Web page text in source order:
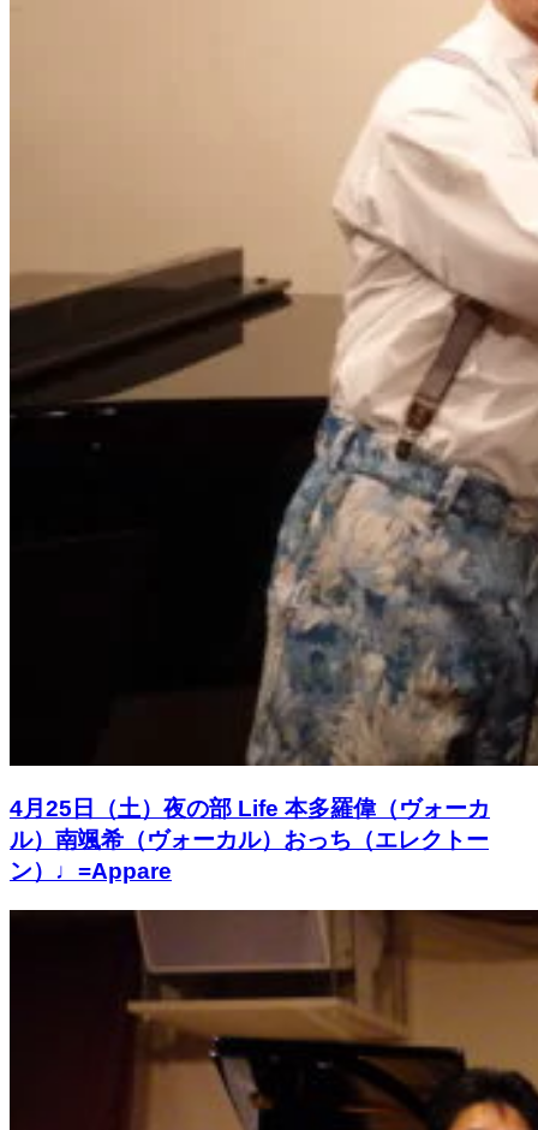
4月25日（土）夜の部 Life 本多羅偉（ヴォーカ
ル）南颯希（ヴォーカル）おっち（エレクトー
ン）♩=Appare